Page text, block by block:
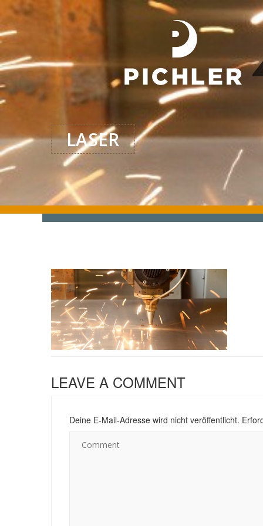
LASER
LEAVE A COMMENT
Deine E-Mail-Adresse wird nicht veröffentlicht.